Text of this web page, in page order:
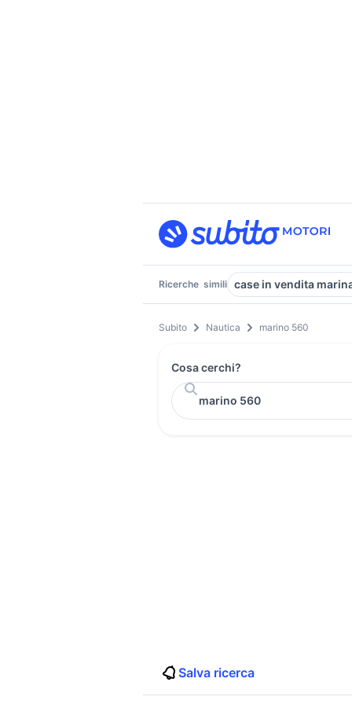
Ricerche simili case in vendita
Subito Nautica marino 560
Cosa cerchi?
Salva ricerca